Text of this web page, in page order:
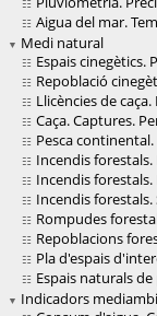
Aigua del mar.
Medi natural
Espais cinegètics.
Repoblació
Llicències de
Caça. Captures.
Pesca
Incendis forestals.
Incendis forestals.
Incendis
Rompudes
Repoblacions
Pla d'espais
Espais naturals
Indicadors